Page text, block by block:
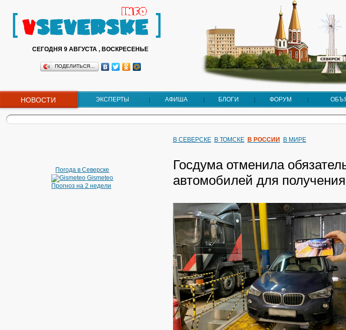
СЕГОДНЯ 9 АВГУСТА , ВОСКРЕСЕНЬЕ
ПОДЕЛИТЬСЯ…
НОВОСТИ ЭКСПЕРТЫ АФИША БЛОГИ ФОРУМ
Погода в Северске
Gismeteo
Прогноз на 2 недели
В СЕВЕРСКЕ В ТОМСКЕ В РОССИИ В МИРЕ
Госдума отменила
автомобилей для